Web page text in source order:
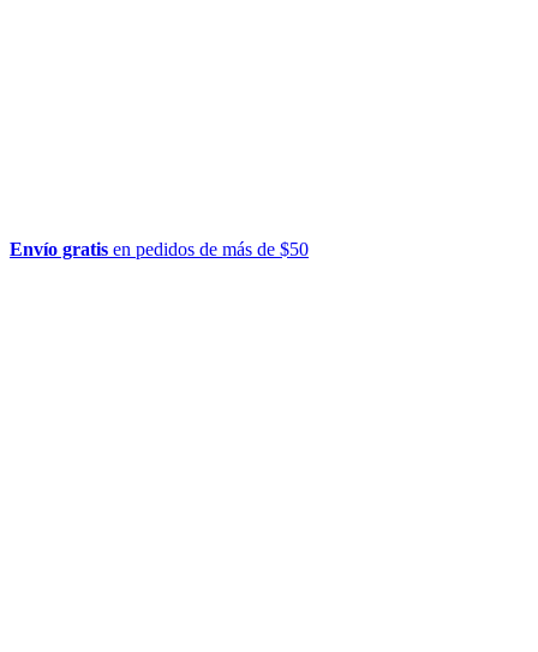
Envío gratis en pedidos de más de $50